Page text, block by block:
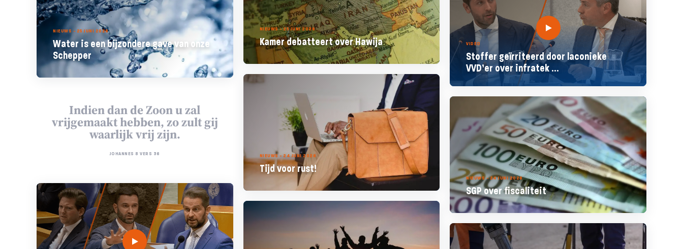
NIEUWS - 25 JUNI 2026
Kamer debatteert over Hawija
NIEUWS - 25 JUNI 2026
Water is een bijzondere gave van onze
Schepper
VIDEO
Stoffer geïrriteerd door laconieke
VVD’er over infratek ...
NIEUWS - 24 JUNI 2026
Tijd voor rust!
Indien dan de Zoon u zal
vrijgemaakt hebben, zo zult gij
waarlijk vrij zijn.
JOHANNES 8 VERS 36
NIEUWS - 24 JUNI 2026
SGP over fiscaliteit